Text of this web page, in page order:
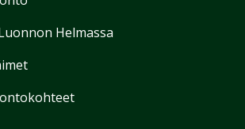
Helmassa